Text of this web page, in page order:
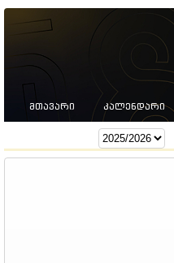
ᲛᲗᲐᲕᲐᲠᲘ ᲙᲐᲚᲔᲜᲓᲐᲠᲘ